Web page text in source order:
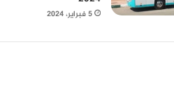
5 فبراير، 2024